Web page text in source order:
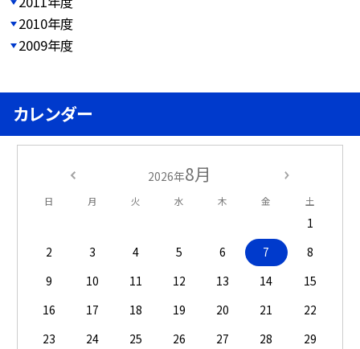
2010年度
2009年度
カレンダー
2026年8月
日 月 火 水 木 金 土
1
2
3 4 5 6 7
8
9
10 11 12 13 14
15
16
17 18 19 20 21
22
23
24 25 26 27 28
29